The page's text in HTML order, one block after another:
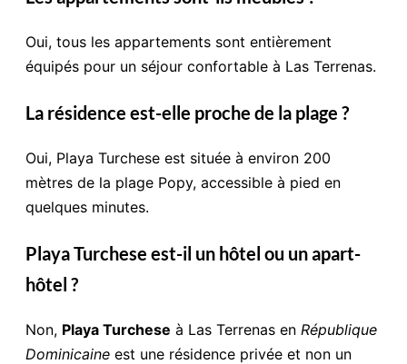
Oui, tous les appartements sont entièrement
équipés pour un séjour confortable à Las Terrenas.
La résidence est-elle proche de la plage ?
Oui, Playa Turchese est située à environ 200
mètres de la plage Popy, accessible à pied en
quelques minutes.
Playa Turchese est-il un hôtel ou un apart-
hôtel ?
Non, Playa Turchese à Las Terrenas en République
Dominicaine est une résidence privée et non un